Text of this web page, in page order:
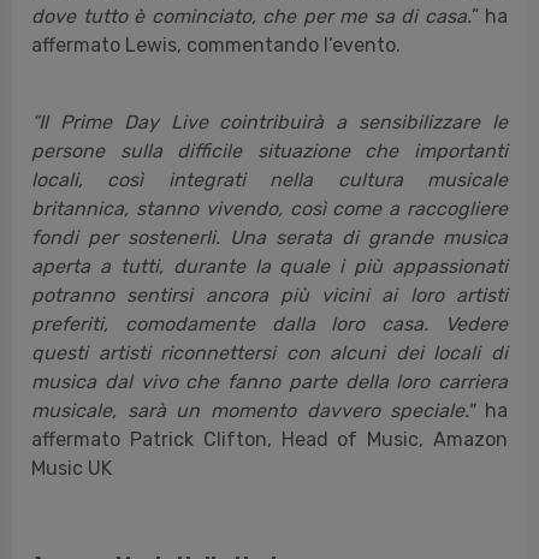
dove tutto è cominciato, che per me sa di casa.” ha
affermato Lewis, commentando l’evento.
“Il Prime Day Live cointribuirà a sensibilizzare le
persone sulla difficile situazione che importanti
locali, così integrati nella cultura musicale
britannica, stanno vivendo, così come a raccogliere
fondi per sostenerli. Una serata di grande musica
aperta a tutti, durante la quale i più appassionati
potranno sentirsi ancora più vicini ai loro artisti
preferiti, comodamente dalla loro casa. Vedere
questi artisti riconnettersi con alcuni dei locali di
musica dal vivo che fanno parte della loro carriera
musicale, sarà un momento davvero speciale." ha
affermato Patrick Clifton, Head of Music, Amazon
Music UK